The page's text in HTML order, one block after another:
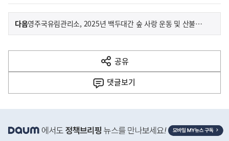
이
전
다
음
다음기
영주국유림관리소, 2025년 백두대간 숲 사랑 운동 및 산불조심 캠페인 실시 - 소백산국립공원 내 탐방로 주변 산지정화 및 불법행위 단속도 함께 추진 -
공유
열
기
댓글보기
단